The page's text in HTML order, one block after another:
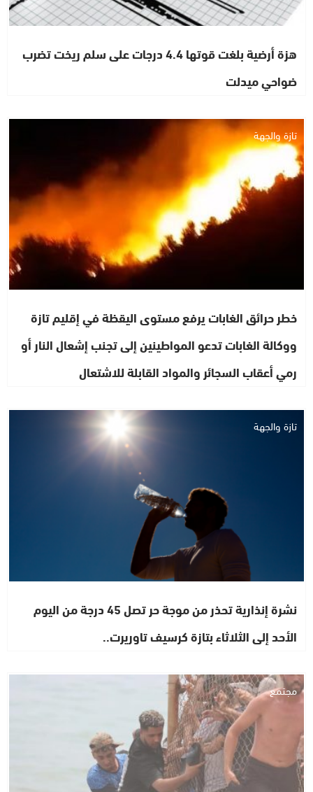
هزة أرضية بلغت قوتها 4.4 درجات على سلم ريخت تضرب
ضواحي ميدلت
تازة والجهة
خطر حرائق الغابات يرفع مستوى اليقظة في إقليم تازة
ووكالة الغابات تدعو المواطينين إلى تجنب إشعال النار أو
رمي أعقاب السجائر والمواد القابلة للاشتعال
تازة والجهة
نشرة إنذارية تحذر من موجة حر تصل 45 درجة من اليوم
الأحد إلى الثلاثاء بتازة كرسيف تاوريرت..
مجتمع